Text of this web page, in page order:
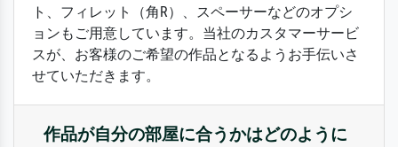
ト、フィレット（角R）、スペーサーなどのオプシ
ョンもご用意しています。当社のカスタマーサービ
スが、お客様のご希望の作品となるようお手伝いさ
せていただきます。
作品が自分の部屋に合うかはどのように